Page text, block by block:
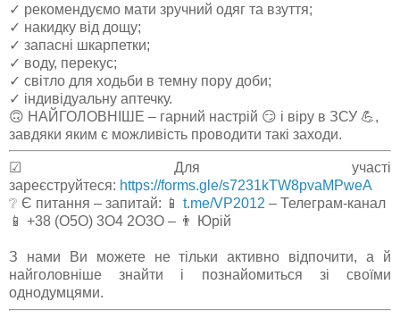
✓ рекомендуємо мати зручний одяг та взуття;
✓ накидку від дощу;
✓ запасні шкарпетки;
✓ воду, перекус;
✓ світло для ходьби в темну пору доби;
✓ індивідуальну аптечку.
🙃 НАЙГОЛОВНІШЕ – гарний настрій 😏 і віру в ЗСУ 💪,
завдяки яким є можливість проводити такі заходи.
☑ Для участі
зареєструйтеся: https://forms.gle/s7231kTW8pvaMPweA
❔ Є питання – запитай: 📱 t.me/VP2012 – Телеграм-канал
📱 +38 (О5О) 3О4 2О3О – 👨 Юрій
З нами Ви можете не тільки активно відпочити, а й
найголовніше знайти і познайомиться зі своїми
однодумцями.